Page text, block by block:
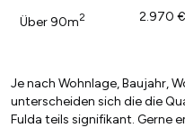
Über 90m2 2.970 €
Je nach Wohnlage, Baujahr,
unterscheiden sich die die
Fulda teils signifikant. Gerne